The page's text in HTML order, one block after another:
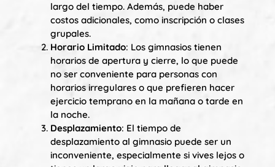
largo del tiempo. Además, puede haber
costos adicionales, como inscripción o clases
grupales.
Horario Limitado: Los gimnasios tienen
horarios de apertura y cierre, lo que puede
no ser conveniente para personas con
horarios irregulares o que prefieren hacer
ejercicio temprano en la mañana o tarde en
la noche.
Desplazamiento: El tiempo de
desplazamiento al gimnasio puede ser un
inconveniente, especialmente si vives lejos o